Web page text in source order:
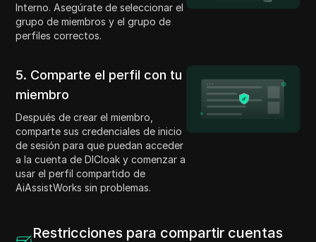
Interno. Asegúrate de seleccionar el
grupo de miembros y el grupo de
perfiles correctos.
5. Comparte el perfil con tu
miembro
Después de crear el miembro,
comparte sus credenciales de inicio
de sesión para que puedan acceder
a la cuenta de DICloak y comenzar a
usar el perfil compartido de
AiAssistWorks sin problemas.
Restricciones para compartir cuentas